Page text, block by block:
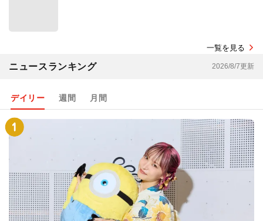
一覧を見る
ニュースランキング 2026/8/7更新
デイリー 週間 月間